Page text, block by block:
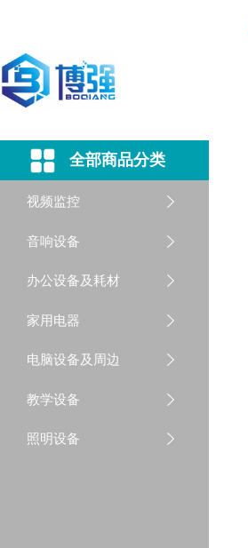
全部商品分类
视频监控
音响设备
办公设备及耗材
家用电器
电脑设备及周边
教学设备
照明设备